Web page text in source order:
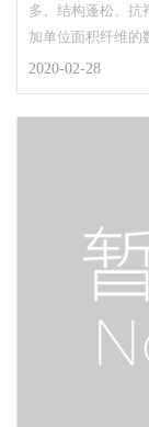
多、结构蓬松、抗
加单位面积纤维的
蔽性、绝热性和吸
熔喷布外文名：
2020-02-28